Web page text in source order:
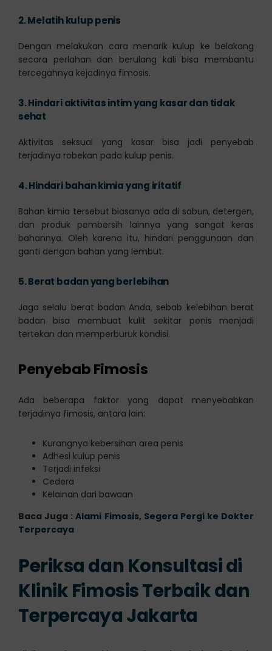
2.Melatih kulup penis
Dengan melakukan cara menarik kulup ke belakang
secara perlahan dan berulang kali bisa membantu
tercegahnya kejadinya fimosis.
3.Hindari aktivitas intim yang kasar dan tidak
sehat
Aktivitas seksual yang kasar bisa jadi penyebab
terjadinya robekan pada kulup penis.
4.Hindari bahan kimia yang iritatif
Bahan kimia tersebut biasanya ada di sabun, detergen,
dan produk pembersih lainnya yang sangat keras
bahannya. Oleh karena itu, hindari penggunaan dan
ganti dengan bahan yang lembut.
5.Berat badan yang berlebihan
Jaga selalu berat badan Anda, sebab kelebihan berat
badan bisa membuat kulit sekitar penis menjadi
tertekan dan memperburuk kondisi.
Penyebab Fimosis
Ada beberapa faktor yang dapat menyebabkan
terjadinya fimosis, antara lain:
Kurangnya kebersihan area penis
Adhesi kulup penis
Terjadi infeksi
Cedera
Kelainan dari bawaan
Baca Juga :Alami Fimosis, Segera Pergi ke Dokter
Terpercaya
Periksa dan Konsultasi di
Klinik Fimosis Terbaik dan
Terpercaya Jakarta